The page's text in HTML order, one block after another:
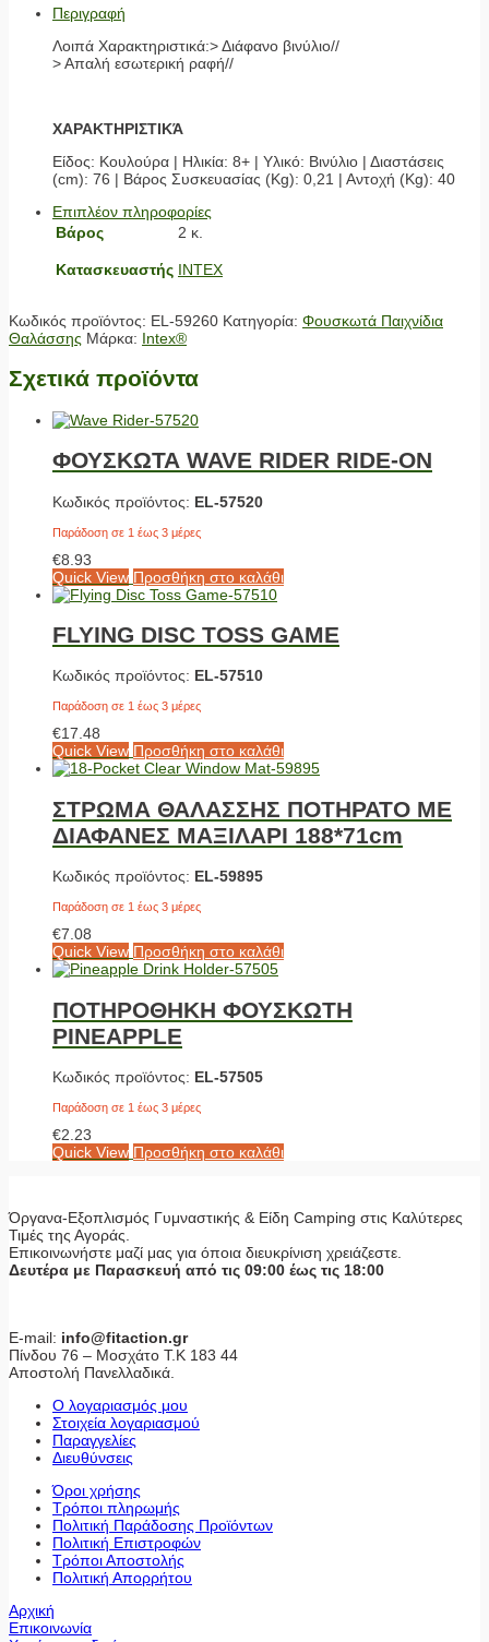
Περιγραφή
Λοιπά Χαρακτηριστικά:> Διάφανο βινύλιο//
> Απαλή εσωτερική ραφή//
ΧΑΡΑΚΤΗΡΙΣΤΙΚΆ
Είδος: Κουλούρα | Ηλικία: 8+ | Υλικό: Βινύλιο | Διαστάσεις
(cm): 76 | Βάρος Συσκευασίας (Kg): 0,21 | Αντοχή (Kg): 40
Επιπλέον πληροφορίες
Βάρος
2 κ.
Κατασκευαστής INTEX
Κωδικός προϊόντος: EL-59260 Κατηγορία: Φουσκωτά Παιχνίδια
Θαλάσσης Μάρκα: Intex®
Σχετικά προϊόντα
ΦΟΥΣΚΩΤΑ WAVE RIDER RIDE-ON
Κωδικός προϊόντος: EL-57520
Παράδοση σε 1 έως 3 μέρες
€8.93
Quick View Προσθήκη στο καλάθι
FLYING DISC TOSS GAME
Κωδικός προϊόντος: EL-57510
Παράδοση σε 1 έως 3 μέρες
€17.48
Quick View Προσθήκη στο καλάθι
ΣΤΡΩΜΑ ΘΑΛΑΣΣΗΣ ΠΟΤΗΡΑΤΟ ΜΕ
ΔΙΑΦΑΝΕΣ ΜΑΞΙΛΑΡΙ 188*71cm
Κωδικός προϊόντος: EL-59895
Παράδοση σε 1 έως 3 μέρες
€7.08
Quick View Προσθήκη στο καλάθι
ΠΟΤΗΡΟΘΗΚΗ ΦΟΥΣΚΩΤΗ
PINEAPPLE
Κωδικός προϊόντος: EL-57505
Παράδοση σε 1 έως 3 μέρες
€2.23
Quick View Προσθήκη στο καλάθι
Όργανα-Εξοπλισμός Γυμναστικής & Είδη Camping στις Καλύτερες
Τιμές της Αγοράς.
Επικοινωνήστε μαζί μας για όποια διευκρίνιση χρειάζεστε.
Δευτέρα με Παρασκευή από τις 09:00 έως τις 18:00
E-mail: info@fitaction.gr
Πίνδου 76 – Μοσχάτο Τ.Κ 183 44
Αποστολή Πανελλαδικά.
Ο λογαριασμός μου
Στοιχεία λογαριασμού
Παραγγελίες
Διευθύνσεις
Όροι χρήσης
Τρόποι πληρωμής
Πολιτική Παράδοσης Προϊόντων
Πολιτική Επιστροφών
Τρόποι Αποστολής
Πολιτική Απορρήτου
Αρχική
Επικοινωνία